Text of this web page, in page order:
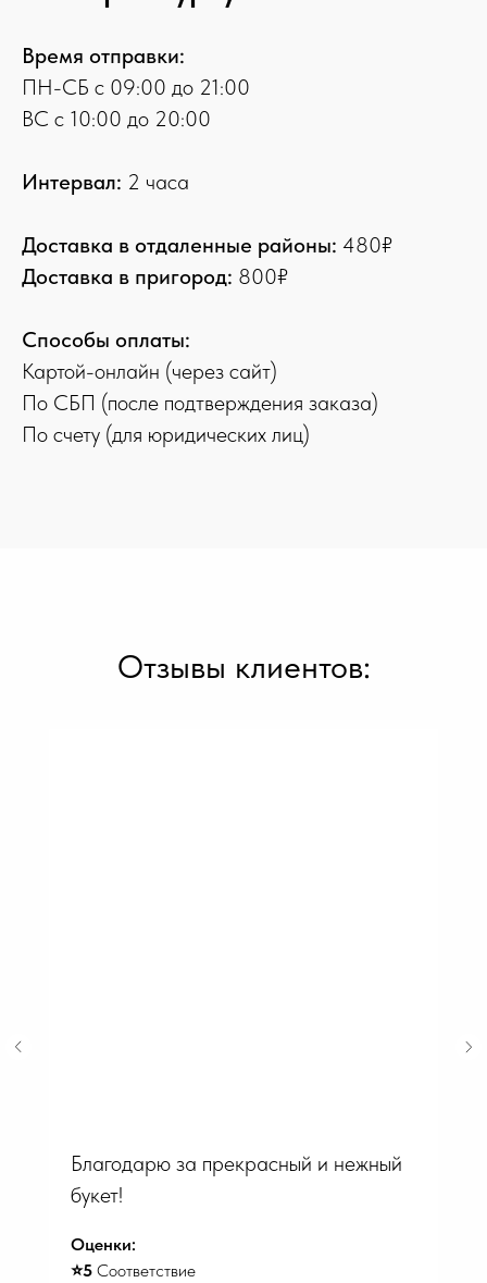
Время отправки:
ПН-СБ с 09:00 до 21:00
ВС с 10:00 до 20:00
Интервал: 2 часа
Доставка в отдаленные районы: 480₽
Доставка в пригород: 800₽
Способы оплаты:
Картой-онлайн (через сайт)
По СБП (после подтверждения заказа)
По счету (для юридических лиц)
Отзывы клиентов:
Благодарю за прекрасный и нежный
букет!
Оценки:
⭐️5 Соответствие